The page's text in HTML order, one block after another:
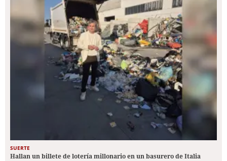
SUERTE
Hallan un billete de lotería millonario en un basurero de Italia